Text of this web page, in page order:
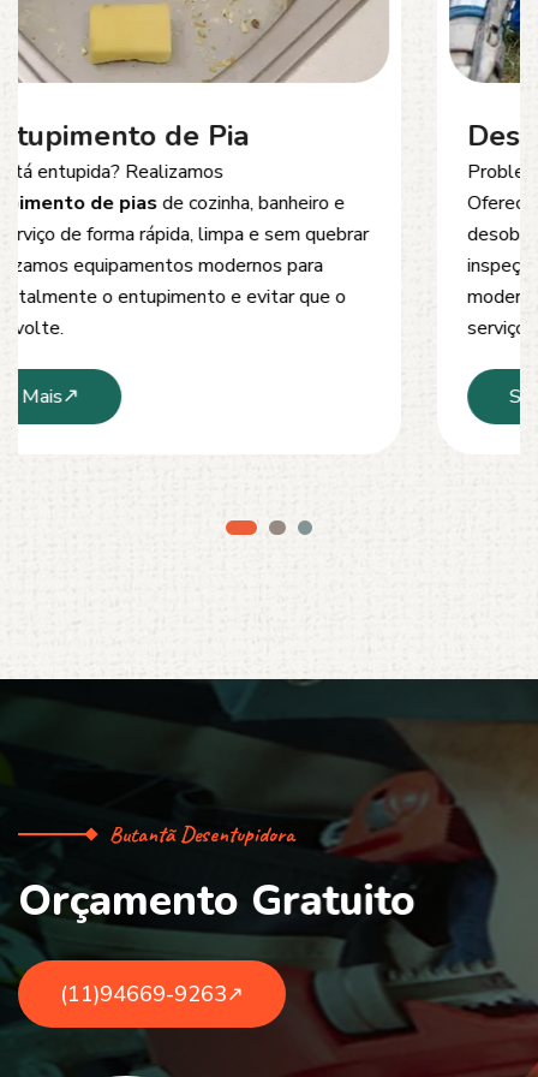
Desentupimento de Esgoto
Problemas comentupimento de esgoto
Oferecemos soluções rápidas e eficientes para
desobstrução de redes de esgoto, caixas de
inspeção e tubulações. Utilizamos equipamentos
modernos e técnicas seguras que garantem um
serviço limpo, ágil e sem danos à estrutura.
Saiba Mais
Butantã Desentupidora
Orçamento Gratuito
(11)94669-9263